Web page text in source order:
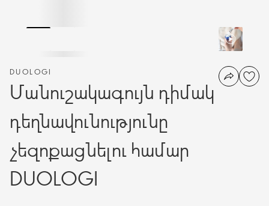
DUOLOGI
Մանուշակագույն դիմակ
դեղնավունությունը
չեզոքացնելու համար
DUOLOGI